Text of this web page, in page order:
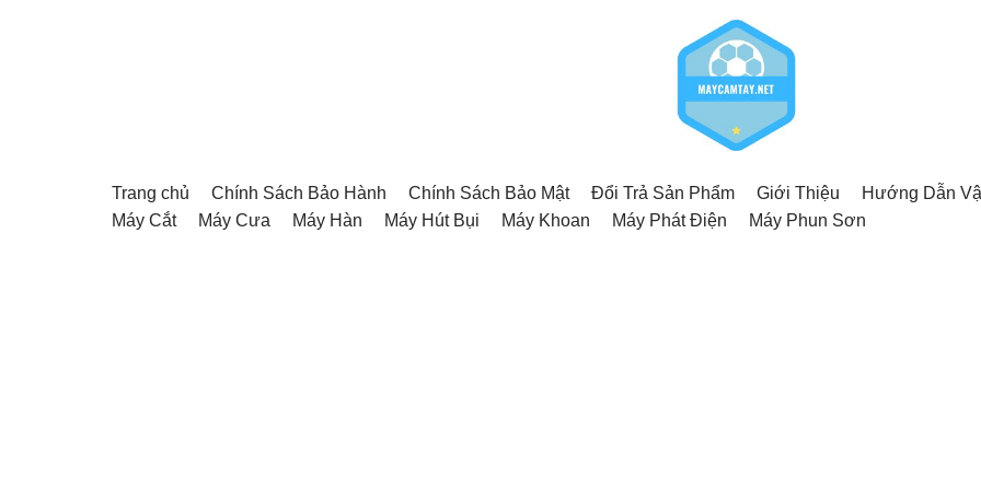
Trang chủ Chính Sách Bảo Hành Chính Sách Bảo Mật Đổi Trả Sản Phẩm Giới Thiệu Hướng Dẫn
Máy Cắt
Máy Cưa Máy Hàn Máy Hút Bụi Máy Khoan Máy Phát Điện Máy Phun Sơn